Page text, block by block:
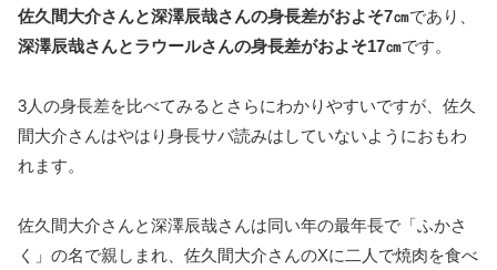
佐久間大介さんと深澤辰哉さんの身長差がおよそ7㎝であり、
深澤辰哉さんとラウールさんの身長差がおよそ17㎝です。
3人の身長差を比べてみるとさらにわかりやすいですが、佐久
間大介さんはやはり身長サバ読みはしていないようにおもわ
れます。
佐久間大介さんと深澤辰哉さんは同い年の最年長で「ふかさ
く」の名で親しまれ、佐久間大介さんのXに二人で焼肉を食べ